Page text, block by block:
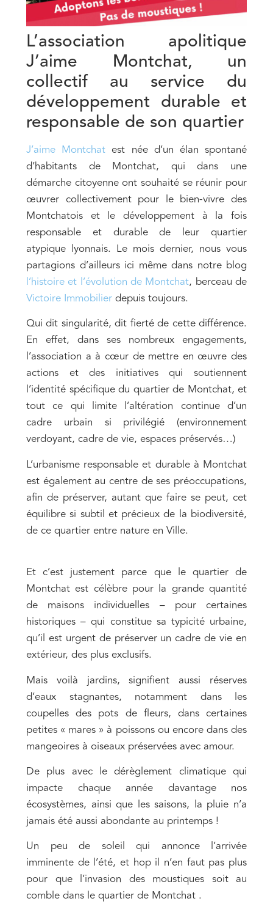
L’association apolitique
J’aime Montchat, un
collectif au service du
développement durable et
responsable de son quartier
J’aime Montchat est née d’un élan spontané
d’habitants de Montchat, qui dans une
démarche citoyenne ont souhaité se réunir pour
œuvrer collectivement pour le bien-vivre des
Montchatois et le développement à la fois
responsable et durable de leur quartier
atypique lyonnais. Le mois dernier, nous vous
partagions d’ailleurs ici même dans notre blog
l’histoire et l’évolution de Montchat, berceau de
Victoire Immobilierdepuis toujours.
Qui dit singularité, dit fierté de cette différence.
En effet, dans ses nombreux engagements,
l’association a à cœur de mettre en œuvre des
actions et des initiatives qui soutiennent
l’identité spécifique du quartier de Montchat, et
tout ce qui limite l’altération continue d’un
cadre urbain si privilégié (environnement
verdoyant, cadre de vie, espaces préservés…)
L’urbanisme responsable et durable à Montchat
est également au centre de ses préoccupations,
afin de préserver, autant que faire se peut, cet
équilibre si subtil et précieux de la biodiversité,
de ce quartier entre nature en Ville.
Et c’est justement parce que le quartier de
Montchat est célèbre pour la grande quantité
de maisons individuelles – pour certaines
historiques – qui constitue sa typicité urbaine,
qu’il est urgent de préserver un cadre de vie en
extérieur, des plus exclusifs.
Mais voilà jardins, signifient aussi réserves
d’eaux stagnantes, notamment dans les
coupelles des pots de fleurs, dans certaines
petites « mares » à poissons ou encore dans des
mangeoires à oiseaux préservées avec amour.
De plus avec le dérèglement climatique qui
impacte chaque année davantage nos
écosystèmes, ainsi que les saisons, la pluie n’a
jamais été aussi abondante au printemps !
Un peu de soleil qui annonce l’arrivée
imminente de l’été, et hop il n’en faut pas plus
pour que l’invasion des moustiques soit au
comble dans le quartier de Montchat .